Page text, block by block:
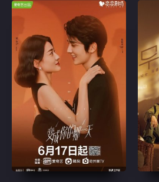
Все серии Все